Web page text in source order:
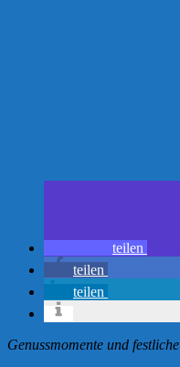
teilen
teilen
teilen
Genussmomente und